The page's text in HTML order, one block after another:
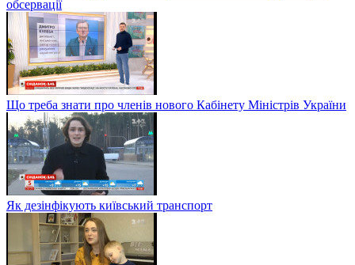
обсервації
Що треба знати про членів нового Кабінету Міністрів України
Як дезінфікують київський транспорт